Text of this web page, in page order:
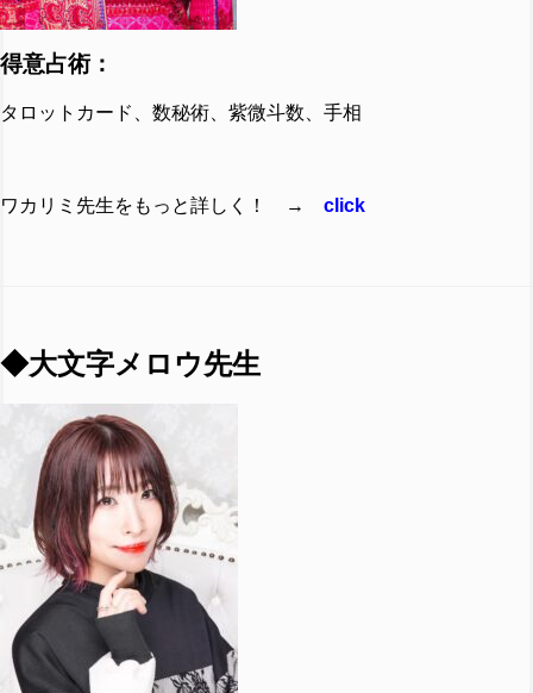
得意占術：
タロットカード、数秘術、紫微斗数、手相
ワカリミ先生をもっと詳しく！ → click
◆大文字メロウ先生